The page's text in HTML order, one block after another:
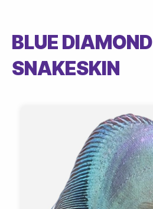
BLUE DIAMOND
SNAKESKIN